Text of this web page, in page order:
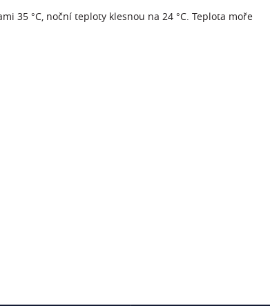
35 °C, noční teploty klesnou na 24 °C. Teplota moře